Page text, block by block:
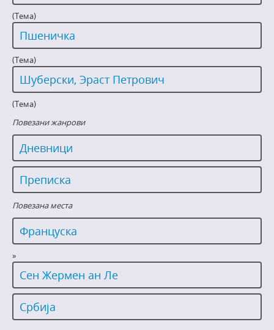
(Тема)
Пшеничка
(Тема)
Шуберски, Эраст Петрович
(Тема)
Повезани жанрови
Дневници
Преписка
Повезана места
Француска
»
Сен Жермен ан Ле
Србија